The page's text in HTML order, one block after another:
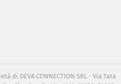
DEVA CONNECTION SRL - Via Tata